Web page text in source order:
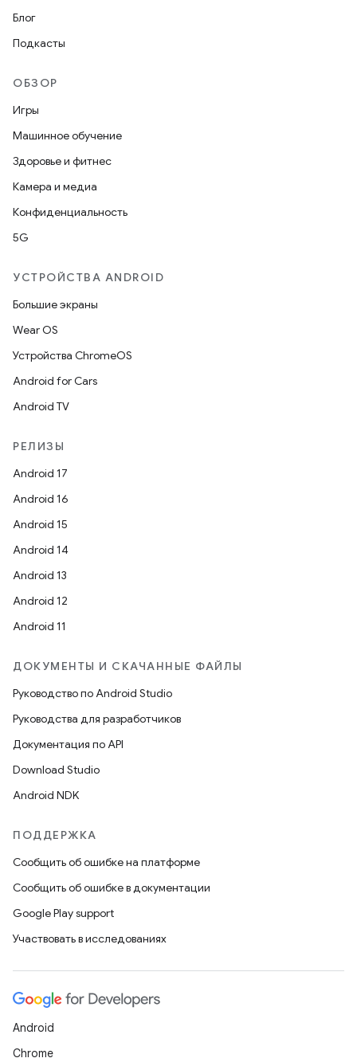
Блог
Подкасты
ОБЗОР
Игры
Машинное обучение
Здоровье и фитнес
Камера и медиа
Конфиденциальность
5G
УСТРОЙСТВА ANDROID
Большие экраны
Wear OS
Устройства ChromeOS
Android for Cars
Android TV
РЕЛИЗЫ
Android 17
Android 16
Android 15
Android 14
Android 13
Android 12
Android 11
ДОКУМЕНТЫ И СКАЧАННЫЕ ФАЙЛЫ
Руководство по Android Studio
Руководства для разработчиков
Документация по API
Download Studio
Android NDK
ПОДДЕРЖКА
Сообщить об ошибке на платформе
Сообщить об ошибке в документации
Google Play support
Участвовать в исследованиях
Android
Chrome